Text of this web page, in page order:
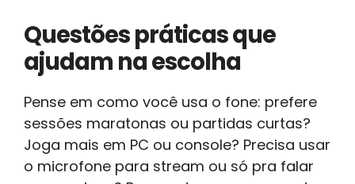
Questões práticas que
ajudam na escolha
Pense em como você usa o fone: prefere
sessões maratonas ou partidas curtas?
Joga mais em PC ou console? Precisa usar
o microfone para stream ou só pra falar